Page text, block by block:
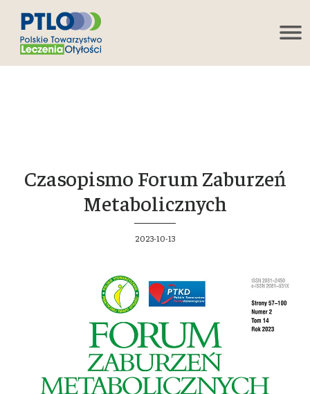
Czasopismo Forum Zaburzeń
Metabolicznych
2023-10-13